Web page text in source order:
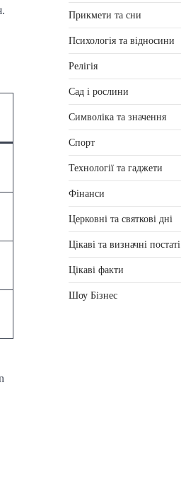
Прикмети та сни
Психологія та відносини
Релігія
Сад і рослини
Символіка та значення
Спорт
Технології та гаджети
Фінанси
Церковні та святкові дні
Цікаві та визначні постаті
Цікаві факти
Шоу Бізнес